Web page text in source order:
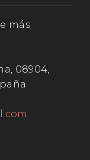
más
08904,